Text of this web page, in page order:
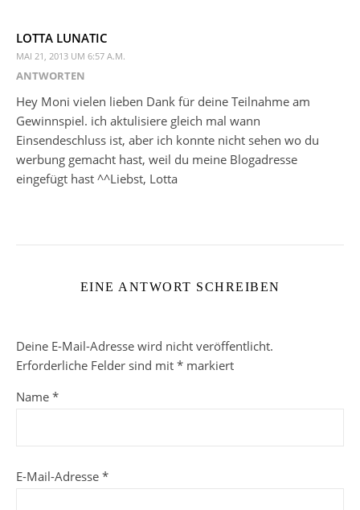
LOTTA LUNATIC
MAI 21, 2013 UM 6:57 A.M.
ANTWORTEN
Hey Moni vielen lieben Dank für deine Teilnahme am
Gewinnspiel. ich aktulisiere gleich mal wann
Einsendeschluss ist, aber ich konnte nicht sehen wo du
werbung gemacht hast, weil du meine Blogadresse
eingefügt hast ^^Liebst, Lotta
EINE ANTWORT SCHREIBEN
Deine E-Mail-Adresse wird nicht veröffentlicht.
Erforderliche Felder sind mit * markiert
Name *
E-Mail-Adresse *